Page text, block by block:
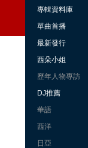
專輯資料庫
單曲首播
最新發行
西朵小姐
歷年人物專訪
DJ推薦
華語
西洋
日亞